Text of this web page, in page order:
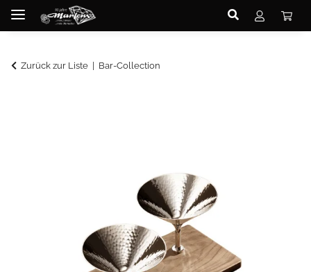
Zurück zur Liste Bar-Collection